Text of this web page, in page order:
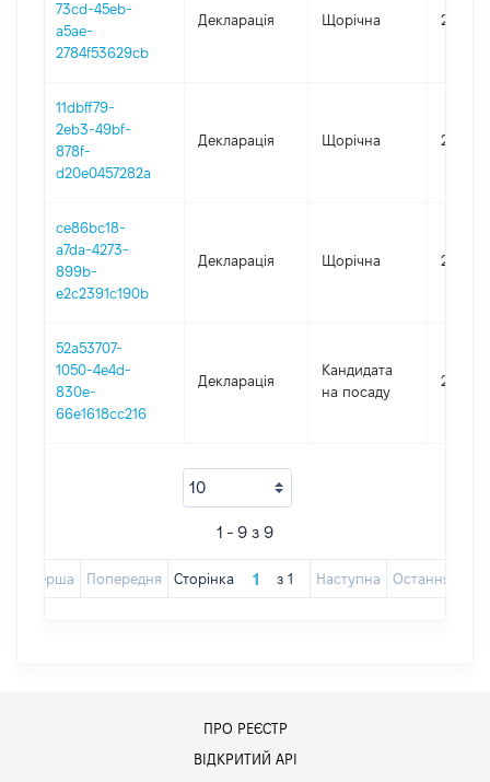
73cd-45eb-
a5ae-
2784f53629cb
Декларація Щорічна 2019
11dbff79-
2eb3-49bf-
878f-
d20e0457282a
Декларація Щорічна 2018
ce86bc18-
a7da-4273-
899b-
e2c2391c190b
Декларація Щорічна 2017
52a53707-
1050-4e4d-
830e-
66e1618cc216
Декларація
Кандидата
на посаду
2017
1 - 9 з 9
Перша Попередня Сторінка з 1 Наступна Остання
ПРО РЕЄСТР
ВІДКРИТИЙ АРІ